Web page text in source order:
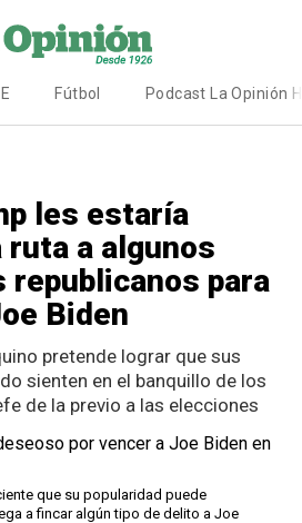
Fútbol Podcast La Opinión
les estaría
ruta a algunos
republicanos para
Biden
pretende lograr que sus
sienten en el banquillo de los
de la previo a las elecciones
que su popularidad puede
a fincar algún tipo de delito a Joe